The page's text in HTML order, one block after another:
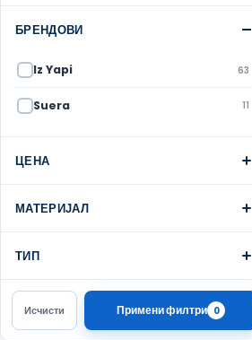
БРЕНДОВИ
Iz Yapi 63
Suera 11
ЦЕНА
МАТЕРИЈАЛ
ТИП
Исчисти Примени филтри 0